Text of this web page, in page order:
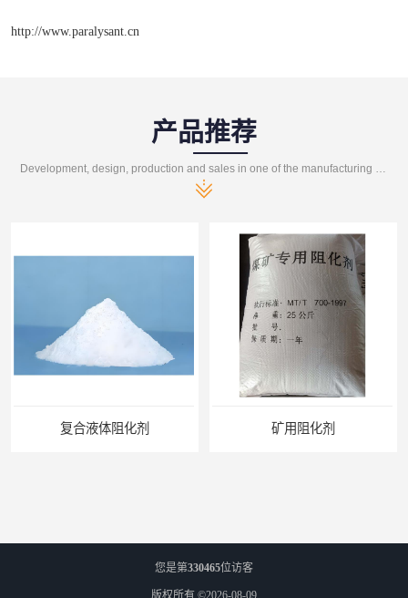
http://www.paralysant.cn
产品推荐
Development, design, production and sales in one of the manufacturing enterprises
复合液体阻化剂 矿用阻化剂
您是第330465位访客
版权所有 ©2026-08-09